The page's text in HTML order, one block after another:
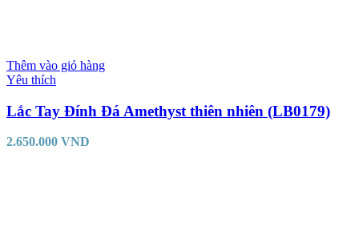
Thêm vào giỏ hàng
Yêu thích
Lắc Tay Đính Đá Amethyst thiên nhiên (LB0179)
2.650.000 VND